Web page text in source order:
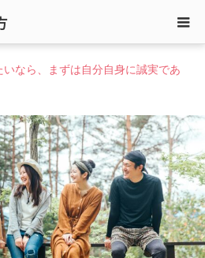
いなら、まずは自分自身に誠実であ